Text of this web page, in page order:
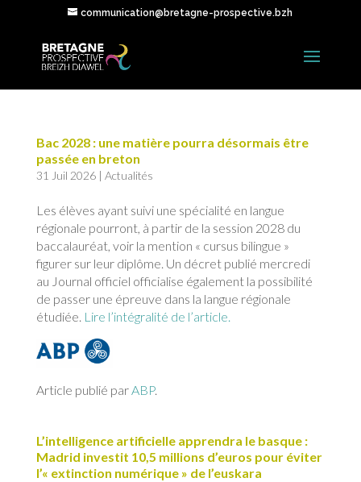
communication@bretagne-prospective.bzh
Bac 2028 : une matière pourra désormais être
passée en breton
31 Juil 2026| Actualités
Les élèves ayant suivi une spécialité en langue
régionale pourront, à partir de la session 2028 du
baccalauréat, voir la mention « cursus bilingue »
figurer sur leur diplôme. Un décret publié mercredi
au Journal officiel officialise également la possibilité
de passer une épreuve dans la langue régionale
étudiée. Lire l’intégralité de l’article.
Article publié parABP.
L’intelligence artificielle apprendra le basque :
Madrid investit 10,5 millions d’euros pour éviter
l’« extinction numérique » de l’euskara